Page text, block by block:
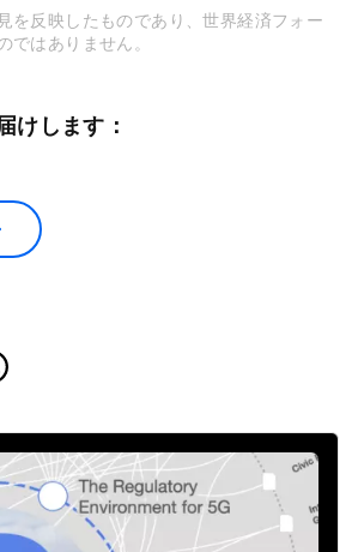
を反映したものであり、世界経済フォー
ではありません。
けします：